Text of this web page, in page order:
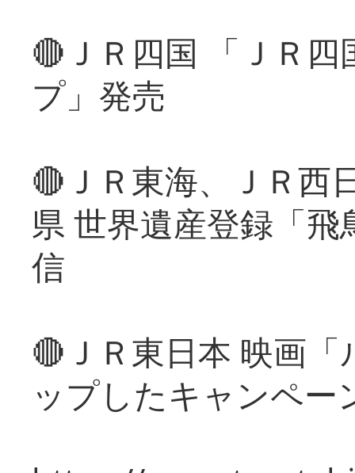
🔴ＪＲ四国 「ＪＲ
プ」発売
🔴ＪＲ東海、ＪＲ西
県 世界遺産登録「
信
🔴ＪＲ東日本 映画
ップしたキャンペー